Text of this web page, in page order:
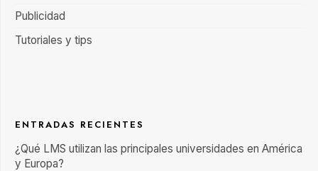
Publicidad
Tutoriales y tips
ENTRADAS RECIENTES
¿Qué LMS utilizan las principales universidades en América
y Europa?